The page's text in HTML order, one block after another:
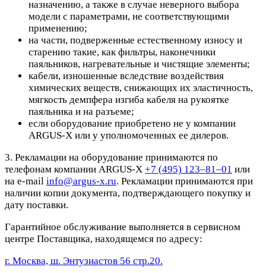
назначению, а также в случае неверного выбора
модели с параметрами, не соответствующими
применению;
на части, подверженные естественному износу и
старению такие, как фильтры, наконечники
паяльников, нагревательные и чистящие элементы;
кабели, изношенные вследствие воздействия
химических веществ, снижающих их эластичность,
мягкость демпфера изгиба кабеля на рукоятке
паяльника и на разъеме;
если оборудование приобретено не у компании
ARGUS-X или у уполномоченных ее дилеров.
3. Рекламации на оборудование принимаются по
телефонам компании ARGUS-X +7 (495) 123–81–01 или
на e-mail info@argus-x.ru. Рекламации принимаются при
наличии копии документа, подтверждающего покупку и
дату поставки.
Гарантийное обслуживание выполняется в сервисном
центре Поставщика, находящемся по адресу:
г. Москва, ш. Энтузиастов 56 стр.20.